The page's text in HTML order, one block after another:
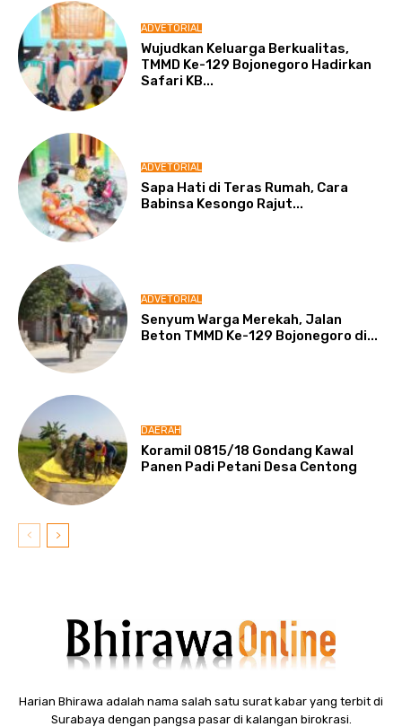
ADVETORIAL
Wujudkan Keluarga Berkualitas,
TMMD Ke-129 Bojonegoro Hadirkan
Safari KB...
ADVETORIAL
Sapa Hati di Teras Rumah, Cara
Babinsa Kesongo Rajut...
ADVETORIAL
Senyum Warga Merekah, Jalan
Beton TMMD Ke-129 Bojonegoro di...
DAERAH
Koramil 0815/18 Gondang Kawal
Panen Padi Petani Desa Centong
Harian Bhirawa adalah nama salah satu surat kabar yang terbit di
Surabaya dengan pangsa pasar di kalangan birokrasi.